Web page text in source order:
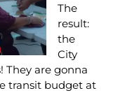
The
result:
the
City
They are gonna
transit budget at